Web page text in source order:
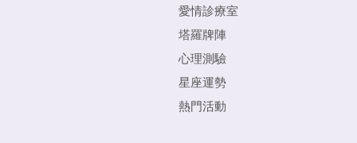
愛情診療室
塔羅牌陣
心理測驗
星座運勢
熱門活動